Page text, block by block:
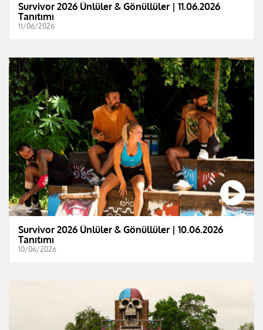
Survivor 2026 Ünlüler & Gönüllüler | 11.06.2026
Tanıtımı
11/06/2026
Survivor 2026 Ünlüler & Gönüllüler | 10.06.2026
Tanıtımı
10/06/2026